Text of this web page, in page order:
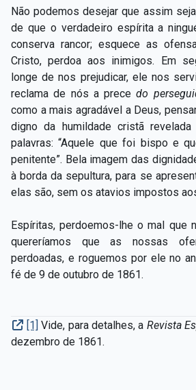
Não podemos desejar que assim
de que o verdadeiro espírita a
conserva rancor; esquece as
Cristo, perdoa aos inimigos. Em
longe de nos prejudicar, ele nos
reclama de nós a precedo
como a mais agradável a Deus,
digno da humildade cristã
palavras: “Aquele que foi bispo e
penitente”. Bela imagem das
à borda da sepultura, para se
elas são, sem os atavios impostos
Espíritas, perdoemos-lhe o mal que
quereríamos que as nossas
perdoadas, e roguemos por ele no
fé de 9 de outubro de 1861.
[1] Vide, para detalhes, a Revista
dezembro de 1861.